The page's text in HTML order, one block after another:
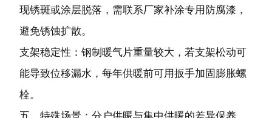
现锈斑或涂层脱落，需联系厂家补涂专用防腐漆，
避免锈蚀扩散。
支架稳定性：钢制暖气片重量较大，若支架松动可
能导致位移漏水，每年供暖前可用扳手加固膨胀螺
栓。